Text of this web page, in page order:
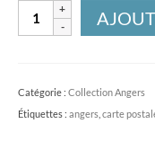
quantité
Château
d'Angers
Catégorie : Collection Angers
Étiquettes : angers carte